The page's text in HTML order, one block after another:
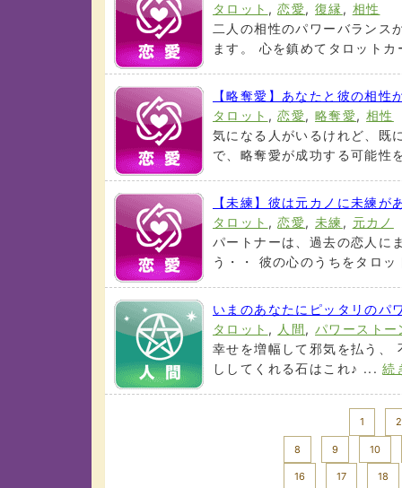
タロット ,恋愛,復縁, 相性
二人の相性のパワーバランス
ます。 心を鎮めてタロット
【略奪愛】あなたと彼の相
タロット ,恋愛,略奪愛,相性
気になる人がいるけれど、既
で、略奪愛が成功する可能性
【未練】彼は元カノに未練が
タロット ,恋愛,未練 , 元カノ
パートナーは、過去の恋人に
う・・ 彼の心のうちをタロ
いまのあなたにピッタリのパ
タロット , 人間,パワーストー
幸せを増幅して邪気を払う、
ししてくれる石はこれ♪ ...続
1 2
8 9 10
16 17 18